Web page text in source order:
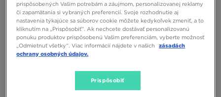
Žiadne produkty na zobrazenie
Zmeňte kritériá vyhľadávania alebo
odstráňte vybrané filtre
prispôsobených Vašim potrebám a záujmom, personalizovanej reklamy
či zapamätania si vybraných preferencií. Svoje rozhodnutie aj
nastavenia týkajúce sa súborov cookie môžete kedykoľvek zmeniť, a to
kliknutím na „Prispôsobiť”. Ak nechcete dostávať personalizovanú
ponuku produktov prispôsobenú Vašim preferenciám, vyberte možnosť
„Odmietnuť všetky”. Viac informácií nájdete v našich
zásadách
ochrany osobných údajov.
Prispôsobiť